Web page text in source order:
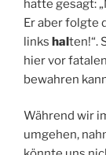
hatte gesagt:
Er aber folgte
links halten!“.
hier vor
bewahren
Während wir
umgehen,